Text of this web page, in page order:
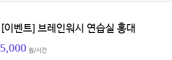
[이벤트] 브레인워시 연습실 홍대
5,000 원/시간